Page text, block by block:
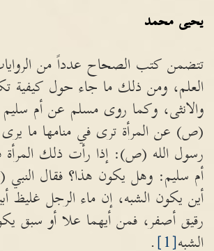
يحيى محمد
تتضمن كتب الصحاح عدداً من
العلم، ومن ذلك ما جاء حول كيفية
والانثى، وكما روى مسلم عن أم سليم
(ص) عن المرأة ترى في منامها ما
رسول الله (ص): إذا رأت ذلك المرأة
أم سليم: وهل يكون هذا؟ فقال
أين يكون الشبه، إن ماء الرجل غليظ
رقيق أصفر، فمن أيهما علا أو سبق
الشبه[1]
.